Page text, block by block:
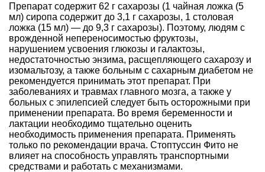
Препарат содержит 62 г сахарозы (1 чайная ложка (5
мл) сиропа содержит до 3,1 г сахарозы, 1 столовая
ложка (15 мл) — до 9,3 г сахарозы). Поэтому, людям с
врожденной непереносимостью фруктозы,
нарушением усвоения глюкозы и галактозы,
недостаточностью энзима, расщепляющего сахарозу и
изомальтозу, а также больным с сахарным диабетом не
рекомендуется принимать этот препарат. При
заболеваниях и травмах главного мозга, а также у
больных с эпилепсией следует быть осторожными при
применении препарата. Во время беременности и
лактации необходимо тщательно оценить
необходимость применения препарата. Применять
только по рекомендации врача. Стоптуссин Фито не
влияет на способность управлять транспортными
средствами и работать с механизмами.